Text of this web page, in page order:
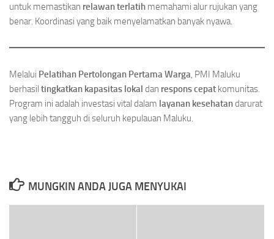
untuk memastikan relawan terlatih memahami alur rujukan yang
benar. Koordinasi yang baik menyelamatkan banyak nyawa.
Melalui Pelatihan Pertolongan Pertama Warga, PMI Maluku
berhasil tingkatkan kapasitas lokal dan respons cepat komunitas.
Program ini adalah investasi vital dalam layanan kesehatandarurat
yang lebih tangguh di seluruh kepulauan Maluku.
MUNGKIN ANDA JUGA MENYUKAI